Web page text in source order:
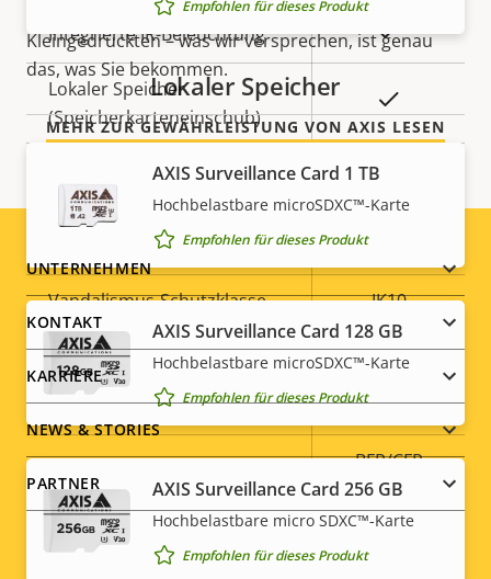
Integrierte IR-Beleuchtung Ja
Lokaler Speicher
(Speicherkarteneinschub)
Betriebstemperatur 0 to 50 °C
Für den Außenbereich
Vandalismus-Schutzklasse IK10
IP-Schutzklasse IP52
Nachlackierungsgeeignet Ja
Nachhaltigkeit
BFR/CFR
free, PVC
free
Empfohlen für dieses Produkt
Lokaler Speicher
AXIS Surveillance Card 1 TB
Hochbelastbare microSDXC™-Karte
Empfohlen für dieses Produkt
AXIS Surveillance Card 128 GB
Hochbelastbare microSDXC™-Karte
Empfohlen für dieses Produkt
AXIS Surveillance Card 256 GB
Hochbelastbare micro SDXC™-Karte
Empfohlen für dieses Produkt
über Ihre Kosten. Es gibt keine Überraschungen im
Kleingedruckten – was wir versprechen, ist genau
das, was Sie bekommen.
MEHR ZUR GEWÄHRLEISTUNG VON AXIS LESEN
Footer
menu
UNTERNEHMEN
KONTAKT
KARRIERE
NEWS & STORIES
PARTNER